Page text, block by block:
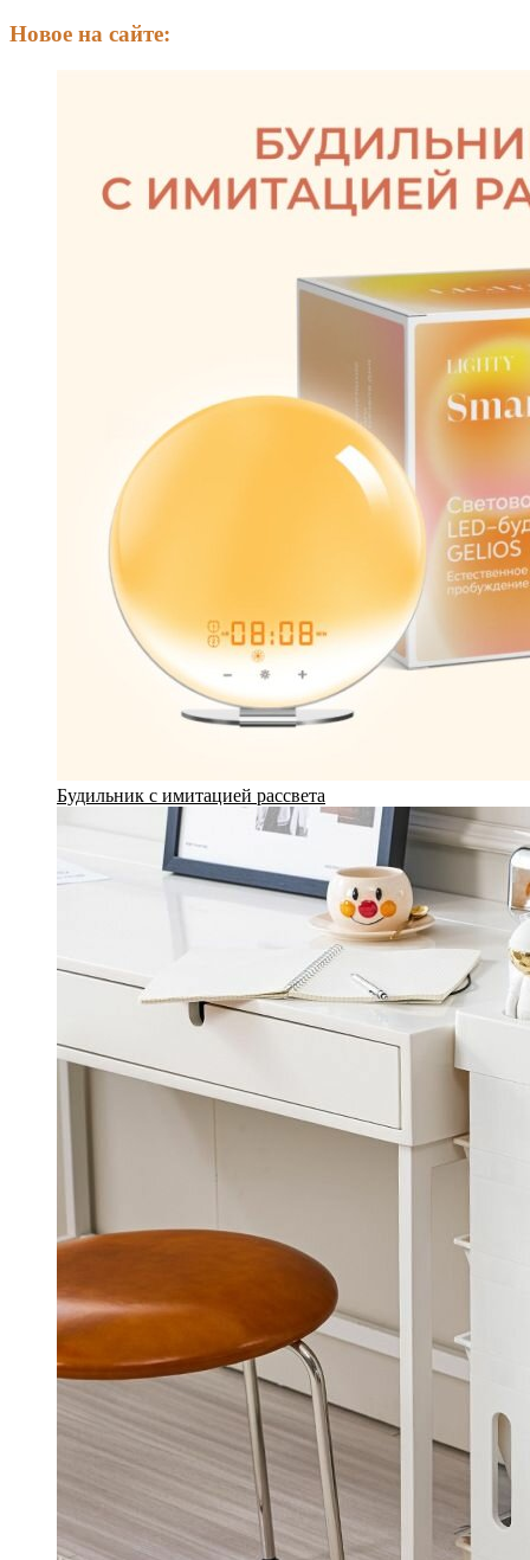
Новое на сайте:
Будильник с имитацией рассвета